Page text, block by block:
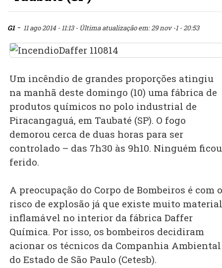
G1 - 11 ago 2014 - 11:13 - Última atualização em: 29 nov -1 - 20:53
Um incêndio de grandes proporções atingiu
na manhã deste domingo (10) uma fábrica de
produtos químicos no polo industrial de
Piracangaguá, em Taubaté (SP). O fogo
demorou cerca de duas horas para ser
controlado – das 7h30 às 9h10. Ninguém ficou
ferido.
A preocupação do Corpo de Bombeiros é com o
risco de explosão já que existe muito material
inflamável no interior da fábrica Daffer
Química. Por isso, os bombeiros decidiram
acionar os técnicos da Companhia Ambiental
do Estado de São Paulo (Cetesb).